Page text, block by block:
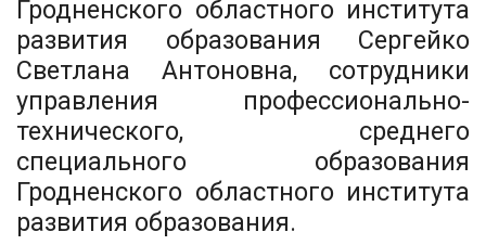
Гродненского областного института
развития образования Сергейко
Светлана Антоновна, сотрудники
управления профессионально-
технического, среднего
специального образования
Гродненского областного института
развития образования.